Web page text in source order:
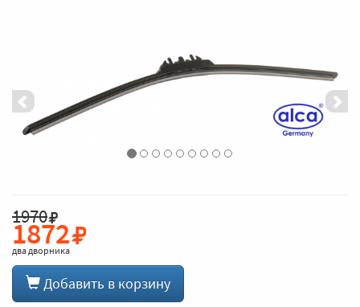
1970
1872
два дворника
Добавить в корзину